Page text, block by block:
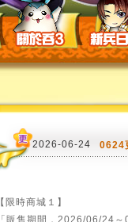
2026-06-24 0624
限時商城１】
販售期間，2026/06/24